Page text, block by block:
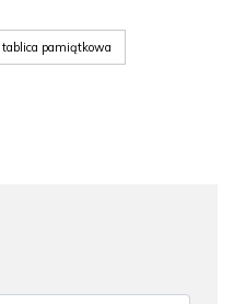
tablica pamiątkowa